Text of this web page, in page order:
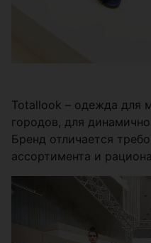
Totallook – одежда для
городов, для
Бренд отличается
ассортимента и